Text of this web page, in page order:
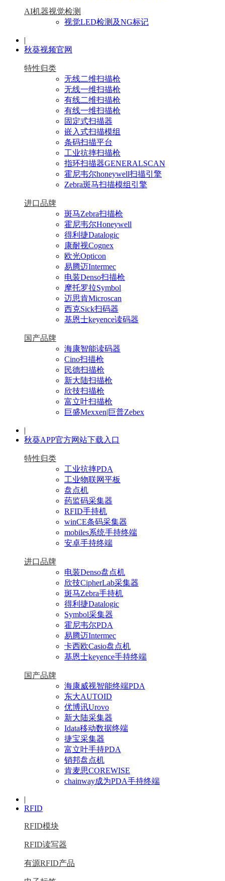
AI机器视觉检测
视觉LED检测及NG标记
|
秋葵视频官网
特性归类
无线二维扫描枪
无线一维扫描枪
有线二维扫描枪
有线一维扫描枪
固定式扫描器
嵌入式扫描模组
条码扫描平台
工业抗摔扫描枪
指环扫描器GENERALSCAN
霍尼韦尔honeywell扫描引擎
Zebra斑马扫描模组引擎
进口品牌
斑马Zebra扫描枪
霍尼韦尔Honeywell
得利捷Datalogic
康耐视Cognex
欧光Opticon
易腾迈Intermec
电装Denso扫描枪
摩托罗拉Symbol
迈思肯Microscan
西克Sick扫码器
基恩士keyence读码器
国产品牌
海康智能读码器
Cino扫描枪
民德扫描枪
新大陆扫描枪
欣技扫描枪
富立叶扫描枪
巨盛Mexxen|巨普Zebex
|
秋葵APP官方网站下载入口
特性归类
工业抗摔PDA
工业物联网平板
盘点机
药监码采集器
RFID手持机
winCE条码采集器
mobiles系统手持终端
安卓手持终端
进口品牌
电装Denso盘点机
欣技CipherLab采集器
斑马Zebra手持机
得利捷Datalogic
Symbol采集器
霍尼韦尔PDA
易腾迈Intermec
卡西欧Casio盘点机
基恩士keyence手持终端
国产品牌
海康威视智能终端PDA
东大AUTOID
优博讯Urovo
新大陆采集器
Idata移动数据终端
捷宝采集器
富立叶手持PDA
销邦盘点机
肯麦思COREWISE
chainway成为PDA手持终端
|
RFID
RFID模块
RFID读写器
有源RFID产品